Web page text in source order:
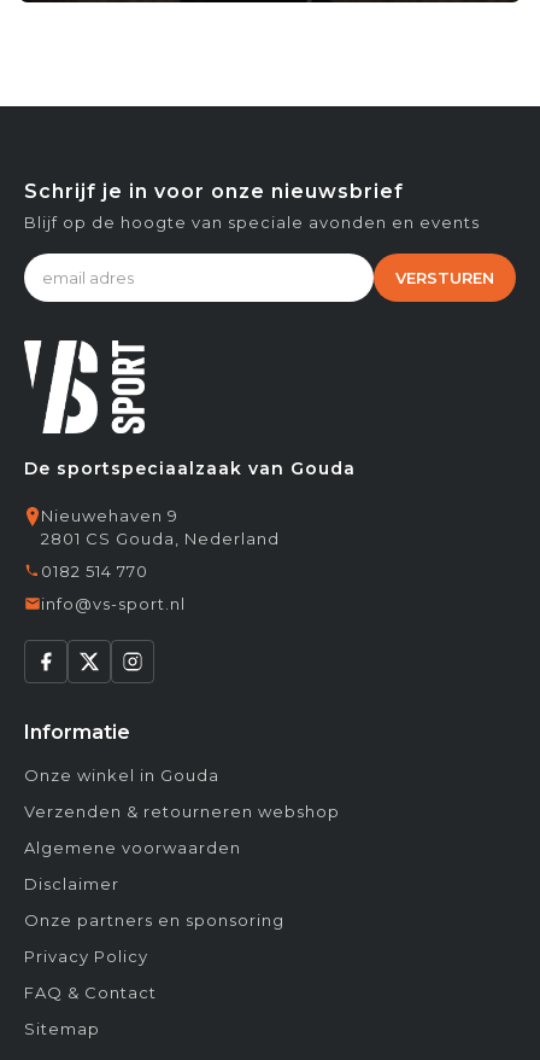
De sportspeciaalzaak van Gouda
Nieuwehaven 9
2801 CS Gouda, Nederland
0182 514 770
info@vs-sport.nl
Informatie
Onze winkel in Gouda
Verzenden & retourneren webshop
Algemene voorwaarden
Disclaimer
Onze partners en sponsoring
Privacy Policy
FAQ & Contact
Sitemap
Schrijf je in voor onze nieuwsbrief
Blijf op de hoogte van speciale avonden en events
VERSTUREN